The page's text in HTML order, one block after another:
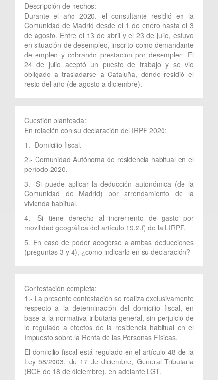
Descripción de hechos:
Durante el año 2020, el consultante residió en la
Comunidad de Madrid desde el 1 de enero hasta el 3
de agosto. Entre el 13 de abril y el 23 de julio, estuvo
en situación de desempleo, inscrito como demandante
de empleo y cobrando prestación por desempleo. El
24 de julio aceptó un puesto de trabajo y se vio
obligado a trasladarse a Cataluña, donde residió el
resto del año (de agosto a diciembre).
Cuestión planteada:
En relación con su declaración del IRPF 2020:
1.- Domicilio fiscal.
2.- Comunidad Autónoma de residencia habitual en el
período 2020.
3.- Si puede aplicar la deducción autonómica (de la
Comunidad de Madrid) por arrendamiento de la
vivienda habitual.
4.- Si tiene derecho al incremento de gasto por
movilidad geográfica del artículo 19.2.f) de la LIRPF.
5. En caso de poder acogerse a ambas deducciones
(preguntas 3 y 4), ¿cómo indicarlo en su declaración?
Contestación completa:
1.- La presente contestación se realiza exclusivamente
respecto a la determinación del domicilio fiscal, en
base a la normativa tributaria general, sin perjuicio de
lo regulado a efectos de la residencia habitual en el
Impuesto sobre la Renta de las Personas Físicas.
El domicilio fiscal está regulado en el artículo 48 de la
Ley 58/2003, de 17 de diciembre, General Tributaria
(BOE de 18 de diciembre), en adelante LGT.